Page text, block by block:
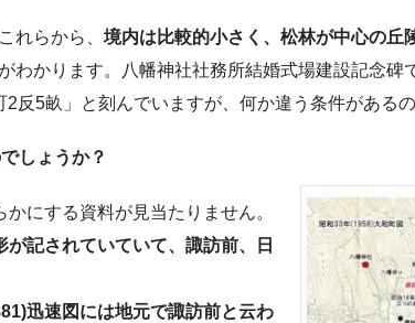
れらから、 境内は比較的小さく、松林が中心の丘
わかります。八幡神社社務所結婚式場建設記念碑
2反5畝」と刻んでいますが、何か違う条件があるの
しょうか？
にする資料が見当たりません。
記されていていて、諏訪前、日
迅速図には地元で諏訪前と云わ